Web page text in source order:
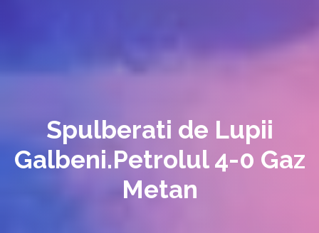
Spulberati de Lupii
Galbeni.Petrolul 4-0 Gaz
Metan